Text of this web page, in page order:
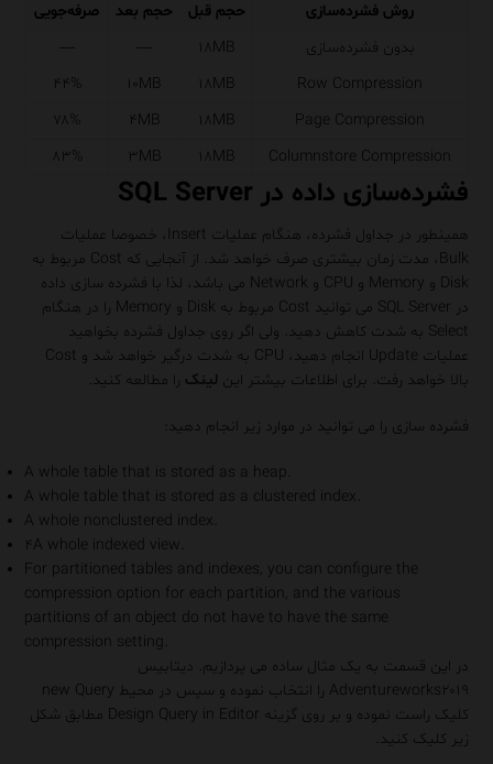
روش فشرده‌سازی حجم قبل حجم بعد
صرفه‌جویی
بدون فشرده‌سازی
۱۸MB —
—
Row Compression
۱۸MB ۱۰MB
۴۴%
Page Compression
۱۸MB ۴MB
۷۸%
Columnstore Compression
۱۸MB ۳MB ۸۳%
فشرده‌سازی داده در SQL Server
همینطور در جداول فشرده، هنگام عملیات Insert، خصوصا عملیات
Bulk، مدت زمان بیشتری صرف خواهد شد. از آنجایی که Cost مربوط به
Disk و Memory و CPU و Network می باشد، لذا با فشرده سازی داده
در SQL Server می توانید Cost مربوط به Disk و Memory را در هنگام
Select به شدت کاهش دهید. ولی اگر روی جداول فشرده بخواهید
عملیات Update انجام دهید، CPU به شدت درگیر خواهد شد و Cost
بالا خواهد رفت. برای اطلاعات بیشتر این لینک را مطالعه کنید.
فشرده سازی را می توانید در موارد زیر انجام دهید:
A whole table that is stored as a heap.
A whole table that is stored as a clustered index.
A whole nonclustered index.
۴A whole indexed view.
For partitioned tables and indexes, you can configure the
compression option for each partition, and the various
partitions of an object do not have to have the same
compression setting.
در این قسمت به یک مثال ساده می پردازیم. دیتابیس
Adventureworks۲۰۱۹ را انتخاب نموده و سپس در محیط new Query
کلیک راست نموده و بر روی گزینه Design Query in Editor مطابق شکل
زیر کلیک کنید.